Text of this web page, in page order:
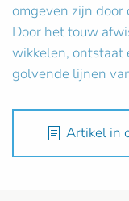
omgeven zijn door
Door het touw
wikkelen, ontstaat
golvende lijnen
Artikel in